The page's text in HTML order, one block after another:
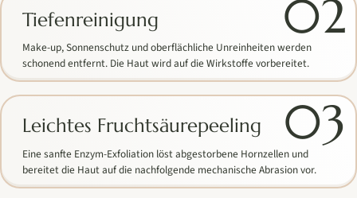
02
Tiefenreinigung
Make-up, Sonnenschutz und oberflächliche Unreinheiten werden
schonend entfernt. Die Haut wird auf die Wirkstoffe vorbereitet.
03
Leichtes Fruchtsäurepeeling
Eine sanfte Enzym-Exfoliation löst abgestorbene Hornzellen und
bereitet die Haut auf die nachfolgende mechanische Abrasion vor.